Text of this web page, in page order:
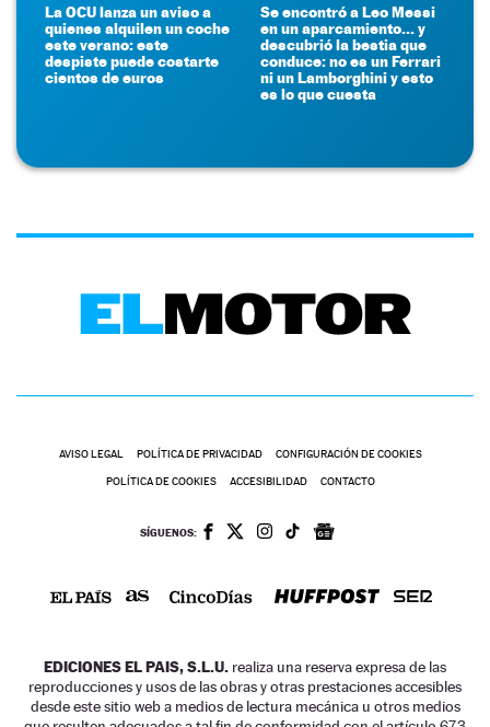
La OCU lanza un aviso a
quienes alquilen un coche
este verano: este
despiste puede costarte
cientos de euros
Se encontró a Leo Messi
en un aparcamiento... y
descubrió la bestia que
conduce: no es un Ferrari
ni un Lamborghini y esto
es lo que cuesta
AVISO LEGAL POLÍTICA DE PRIVACIDAD CONFIGURACIÓN DE COOKIES
POLÍTICA DE COOKIES ACCESIBILIDAD CONTACTO
SÍGUENOS:
EDICIONES EL PAIS, S.L.U. realiza una reserva expresa de las
reproducciones y usos de las obras y otras prestaciones accesibles
desde este sitio web a medios de lectura mecánica u otros medios